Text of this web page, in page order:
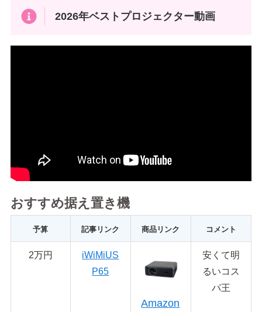
2026年ベストプロジェクター動画
おすすめ据え置き機
予算 記事リンク 商品リンク コメント
2万円
iWiMiUS
P65
Amazon
安くて明
るいコス
パ王